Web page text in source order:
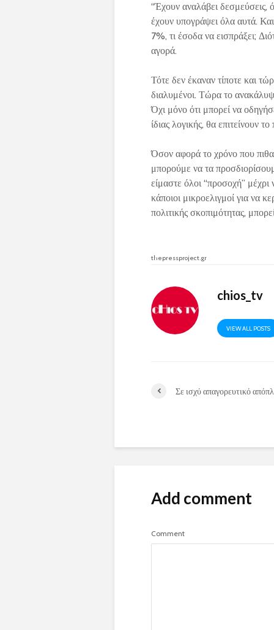
“Έχουν αναλάβει δεσμεύσεις,
έχουν υπογράψει όλα αυτά.
7%, τι έσοδα να εισπράξει;
αγορά.
Τότε δεν έκαναν τίποτε και
διαλυμένοι. Τώρα το
Όχι μόνο ότι μπορεί να
ίδιας λογικής, θα επιτείνουν
Όσον αφορά το χρόνο που
μπορούμε να τα
είμαστε όλοι “προσοχή”
κάποιοι μικροελιγμοί για να
πολιτικής σκοπιμότητας,
thepressproject.gr
chios_tv
VIEW ALL POSTS
Σε ισχύ απαγορευτικό
Add comment
Comment